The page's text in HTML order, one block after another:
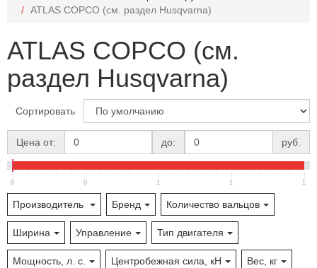
ATLAS COPCO (см. раздел Husqvarna)
ATLAS COPCO (см.
раздел Husqvarna)
Сортировать
Цена от: до: руб.
0 0 1 1 1
Производитель Бренд Количество вальцов
Ширина Управление Тип двигателя
Мощность, л. с. Центробежная сила, кН Вес, кг